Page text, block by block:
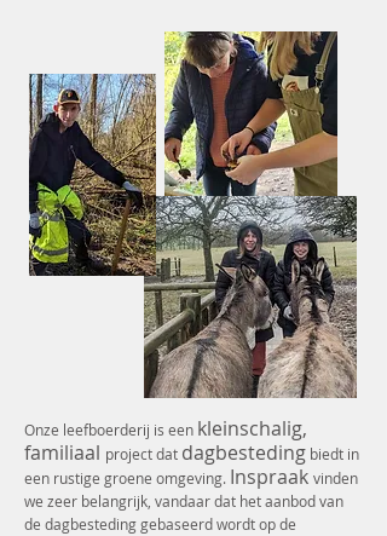
Onze leefboerderij is een kleinschalig,
familiaal project dat dagbesteding biedt in
een rustige groene omgeving. Inspraak vinden
we zeer belangrijk, vandaar dat het aanbod van
de dagbesteding gebaseerd wordt op de